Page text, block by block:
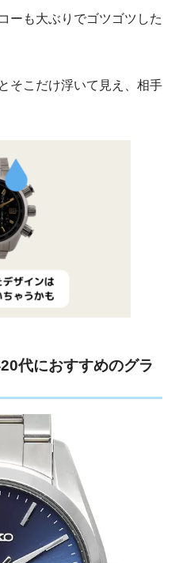
ーも大ぶりでゴツゴツした
そこだけ浮いて見え、相手
代におすすめのグラ